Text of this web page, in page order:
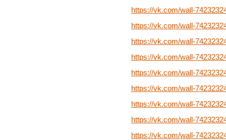
https://vk.com/wall-
https://vk.com/wall-
https://vk.com/wall-
https://vk.com/wall-
https://vk.com/wall-
https://vk.com/wall-
https://vk.com/wall-
https://vk.com/wall-
https://vk.com/wall-